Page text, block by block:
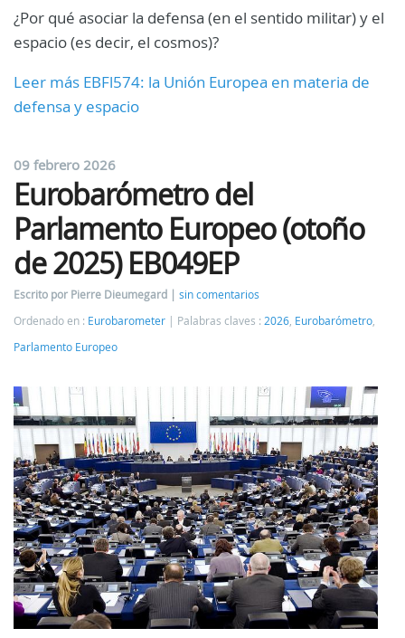
¿Por qué asociar la defensa (en el sentido militar) y el
espacio (es decir, el cosmos)?
Leer más EBFl574: la Unión Europea en materia de
defensa y espacio
09 febrero 2026
Eurobarómetro del
Parlamento Europeo (otoño
de 2025) EB049EP
Escrito por Pierre Dieumegard
sin comentarios
Ordenado en : Eurobarometer Palabras claves : 2026, Eurobarómetro,
Parlamento Europeo